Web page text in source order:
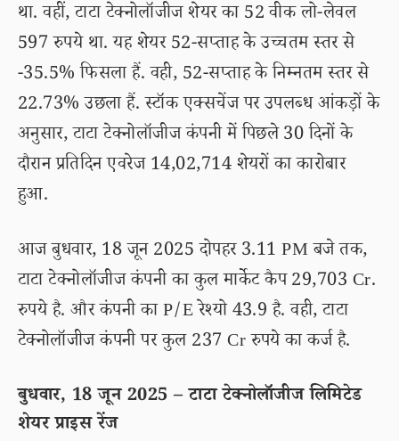
था. वहीं, टाटा टेक्नोलॉजीज शेयर का 52 वीक लो-लेवल
597 रुपये था. यह शेयर 52-सप्ताह के उच्चतम स्तर से
-35.5% फिसला हैं. वही, 52-सप्ताह के निम्नतम स्तर से
22.73% उछला हैं. स्टॉक एक्सचेंज पर उपलब्ध आंकड़ों के
अनुसार, टाटा टेक्नोलॉजीज कंपनी में पिछले 30 दिनों के
दौरान प्रतिदिन एवरेज 14,02,714 शेयरों का कारोबार
हुआ.
आज बुधवार, 18 जून 2025 दोपहर 3.11 PM बजे तक,
टाटा टेक्नोलॉजीज कंपनी का कुल मार्केट कैप 29,703 Cr.
रुपये है. और कंपनी का P/E रेश्यो 43.9 है. वही, टाटा
टेक्नोलॉजीज कंपनी पर कुल 237 Cr रुपये का कर्ज है.
बुधवार, 18 जून 2025 – टाटा टेक्नोलॉजीज लिमिटेड
शेयर प्राइस रेंज